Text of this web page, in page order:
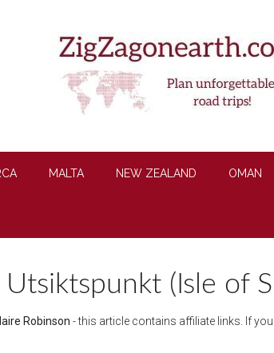
MALTA NEW ZEALAND OMAN
Utsiktspunkt (Isle of
Robinson - this article contains affiliate links. If